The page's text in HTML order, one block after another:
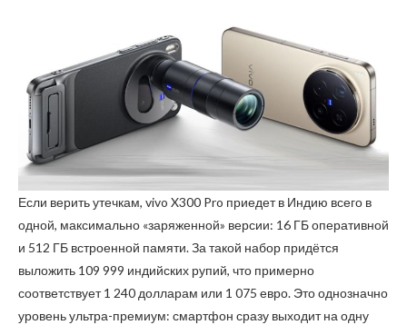
Если верить утечкам, vivo X300 Pro приедет в Индию всего в
одной, максимально «заряженной» версии: 16 ГБ оперативной
и 512 ГБ встроенной памяти. За такой набор придётся
выложить 109 999 индийских рупий, что примерно
соответствует 1 240 долларам или 1 075 евро. Это однозначно
уровень ультра-премиум: смартфон сразу выходит на одну